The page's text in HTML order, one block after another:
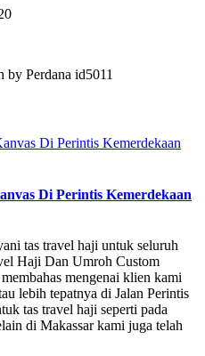
by Perdana id5011
Di Perintis Kemerdekaan
tas travel haji untuk seluruh
Haji Dan Umroh Custom
mengenai klien kami
lebih tepatnya di Jalan Perintis
tas travel haji seperti pada
di Makassar kami juga telah